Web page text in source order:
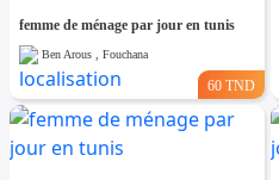
femme de ménage par jour en tunis
Ben Arous , Fouchana
60 TND